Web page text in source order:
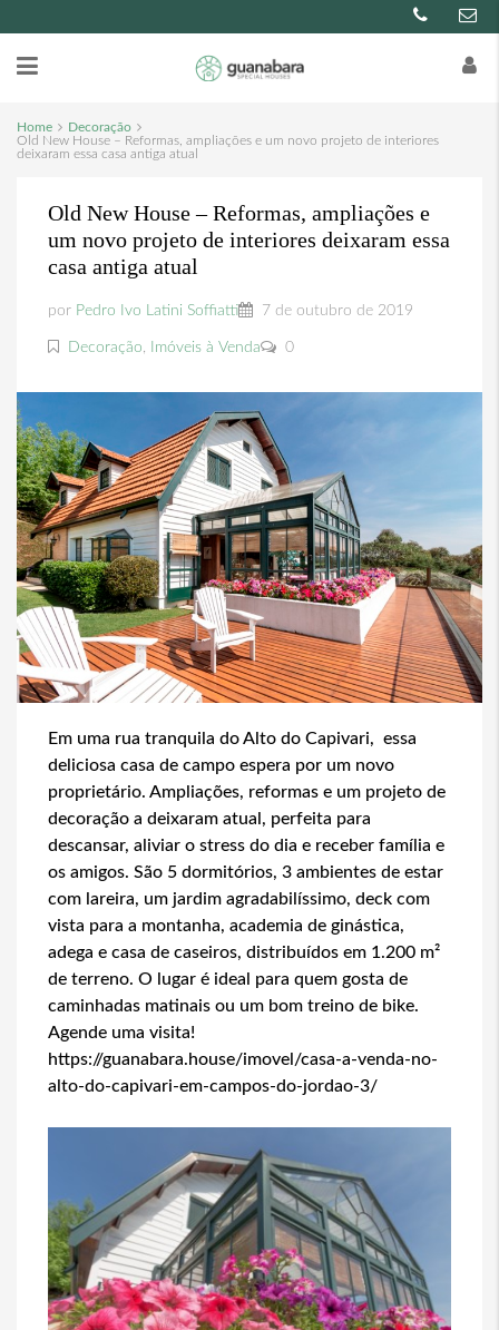
Home
Decoração
Old New House – Reformas, ampliações e um novo projeto de interiores
deixaram essa casa antiga atual
Old New House – Reformas, ampliações e
um novo projeto de interiores deixaram essa
casa antiga atual
por Pedro Ivo Latini Soffiatti 7 de outubro de 2019
Decoração, Imóveis à Venda 0
Em uma rua tranquila do Alto do Capivari, essa
deliciosa casa de campo espera por um novo
proprietário. Ampliações, reformas e um projeto de
decoração a deixaram atual, perfeita para
descansar, aliviar o stress do dia e receber família e
os amigos. São 5 dormitórios, 3 ambientes de estar
com lareira, um jardim agradabilíssimo, deck com
vista para a montanha, academia de ginástica,
adega e casa de caseiros, distribuídos em 1.200 m²
de terreno. O lugar é ideal para quem gosta de
caminhadas matinais ou um bom treino de bike.
Agende uma visita!
https://guanabara.house/imovel/casa-a-venda-no-
alto-do-capivari-em-campos-do-jordao-3/